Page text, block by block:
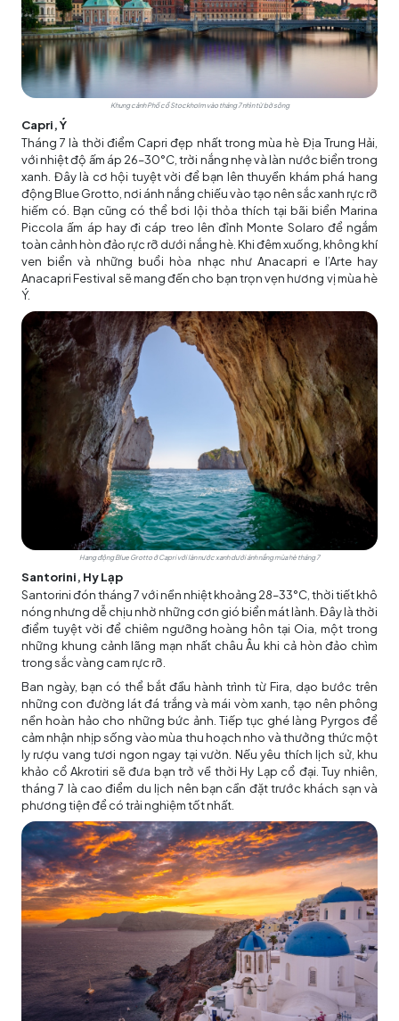
Khung cảnh Phố cổ Stockholm vào tháng 7 nhìn từ bờ sông
Capri, Ý
Tháng 7 là thời điểm Capri đẹp nhất trong mùa hè Địa Trung Hải,
với nhiệt độ ấm áp 26–30°C, trời nắng nhẹ và làn nước biển trong
xanh. Đây là cơ hội tuyệt vời để bạn lên thuyền khám phá hang
động Blue Grotto, nơi ánh nắng chiếu vào tạo nên sắc xanh rực rỡ
hiếm có. Bạn cũng có thể bơi lội thỏa thích tại bãi biển Marina
Piccola ấm áp hay đi cáp treo lên đỉnh Monte Solaro để ngắm
toàn cảnh hòn đảo rực rỡ dưới nắng hè. Khi đêm xuống, không khí
ven biển và những buổi hòa nhạc như Anacapri e l’Arte hay
Anacapri Festival sẽ mang đến cho bạn trọn vẹn hương vị mùa hè
Ý.
Hang động Blue Grotto ở Capri với làn nước xanh dưới ánh nắng mùa hè tháng 7
Santorini, Hy Lạp
Santorini đón tháng 7 với nền nhiệt khoảng 28–33°C, thời tiết khô
nóng nhưng dễ chịu nhờ những cơn gió biển mát lành. Đây là thời
điểm tuyệt vời để chiêm ngưỡng hoàng hôn tại Oia, một trong
những khung cảnh lãng mạn nhất châu Âu khi cả hòn đảo chìm
trong sắc vàng cam rực rỡ.
Ban ngày, bạn có thể bắt đầu hành trình từ Fira, dạo bước trên
những con đường lát đá trắng và mái vòm xanh, tạo nên phông
nền hoàn hảo cho những bức ảnh. Tiếp tục ghé làng Pyrgos để
cảm nhận nhịp sống vào mùa thu hoạch nho và thưởng thức một
ly rượu vang tươi ngon ngay tại vườn. Nếu yêu thích lịch sử, khu
khảo cổ Akrotiri sẽ đưa bạn trở về thời Hy Lạp cổ đại. Tuy nhiên,
tháng 7 là cao điểm du lịch nên bạn cần đặt trước khách sạn và
phương tiện để có trải nghiệm tốt nhất.